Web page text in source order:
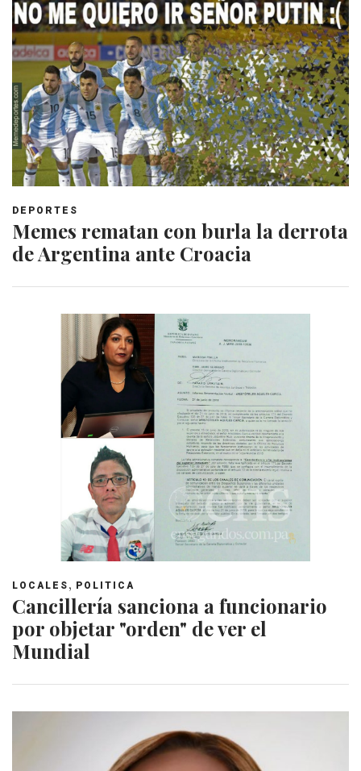
DEPORTES
Memes rematan con burla la derrota
de Argentina ante Croacia
LOCALES , POLITICA
Cancillería sanciona a funcionario
por objetar "orden" de ver el
Mundial